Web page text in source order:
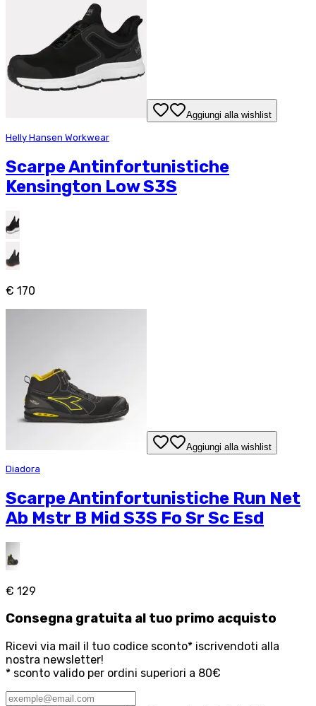
Aggiungi alla wishlist
Helly Hansen Workwear
Scarpe Antinfortunistiche
Kensington Low S3S
€ 170
Aggiungi alla wishlist
Diadora
Scarpe Antinfortunistiche Run Net
Ab Mstr B Mid S3S Fo Sr Sc Esd
€ 129
Consegna gratuita al tuo primo acquisto
Ricevi via mail il tuo codice sconto* iscrivendoti alla
nostra newsletter!
* sconto valido per ordini superiori a 80€